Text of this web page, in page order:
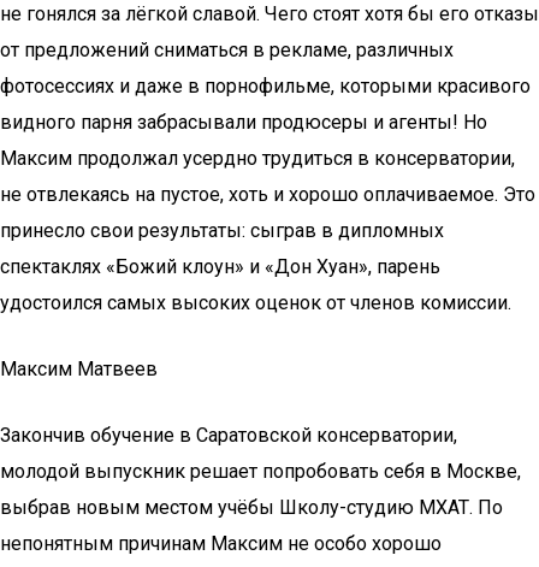
не гонялся за лёгкой славой. Чего стоят хотя бы его отказы
от предложений сниматься в рекламе, различных
фотосессиях и даже в порнофильме, которыми красивого
видного парня забрасывали продюсеры и агенты! Но
Максим продолжал усердно трудиться в консерватории,
не отвлекаясь на пустое, хоть и хорошо оплачиваемое. Это
принесло свои результаты: сыграв в дипломных
спектаклях «Божий клоун» и «Дон Хуан», парень
удостоился самых высоких оценок от членов комиссии.
Максим Матвеев
Закончив обучение в Саратовской консерватории,
молодой выпускник решает попробовать себя в Москве,
выбрав новым местом учёбы Школу-студию МХАТ. По
непонятным причинам Максим не особо хорошо